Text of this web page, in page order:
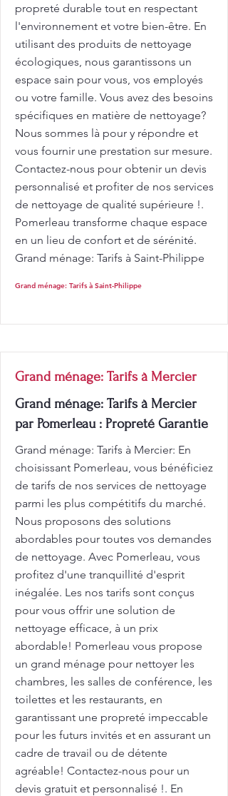
propreté durable tout en respectant
l'environnement et votre bien-être. En
utilisant des produits de nettoyage
écologiques, nous garantissons un
espace sain pour vous, vos employés
ou votre famille. Vous avez des besoins
spécifiques en matière de nettoyage?
Nous sommes là pour y répondre et
vous fournir une prestation sur mesure.
Contactez-nous pour obtenir un devis
personnalisé et profiter de nos services
de nettoyage de qualité supérieure !.
Pomerleau transforme chaque espace
en un lieu de confort et de sérénité.
Grand ménage: Tarifs à Saint-Philippe
Grand ménage: Tarifs à Saint-Philippe
Grand ménage: Tarifs à Mercier
Grand ménage: Tarifs à Mercier
par Pomerleau : Propreté Garantie
Grand ménage: Tarifs à Mercier: En
choisissant Pomerleau, vous bénéficiez
de tarifs de nos services de nettoyage
parmi les plus compétitifs du marché.
Nous proposons des solutions
abordables pour toutes vos demandes
de nettoyage. Avec Pomerleau, vous
profitez d'une tranquillité d'esprit
inégalée. Les nos tarifs sont conçus
pour vous offrir une solution de
nettoyage efficace, à un prix
abordable! Pomerleau vous propose
un grand ménage pour nettoyer les
chambres, les salles de conférence, les
toilettes et les restaurants, en
garantissant une propreté impeccable
pour les futurs invités et en assurant un
cadre de travail ou de détente
agréable! Contactez-nous pour un
devis gratuit et personnalisé !. En